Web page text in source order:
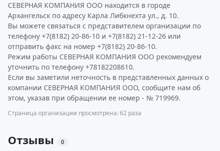
СЕВЕРНАЯ КОМПАНИЯ ООО находится в городе
Архангельск по адресу Карла Либкнехта ул., д. 10.
Вы можете связаться с представителем организации по
телефону +7(8182) 20-86-10 и +7(8182) 21-12-26 или
отправить факс на номер +7(8182) 20-86-10.
Режим работы СЕВЕРНАЯ КОМПАНИЯ ООО рекомендуем
уточнить по телефону +78182208610.
Если вы заметили неточность в представленных данных о
компании СЕВЕРНАЯ КОМПАНИЯ ООО, сообщите нам об
этом, указав при обращении ее номер - № 719969.
Страница организации просмотрена: 62 раза
Отзывы 0